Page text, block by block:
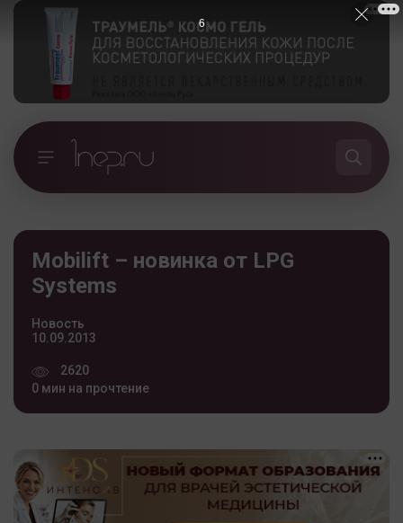
Mobilift – новинка от LPG
Systems
Новость
10.09.2013
2620
0 мин на прочтение
5